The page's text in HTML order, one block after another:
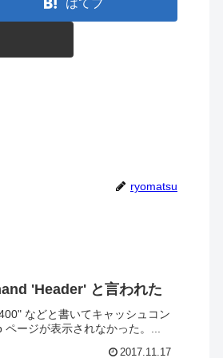
はてブ
ryomatsu
'Header' と言われた
などと書いてキャッシュコン
ージが表示されなかった。...
2017.11.17